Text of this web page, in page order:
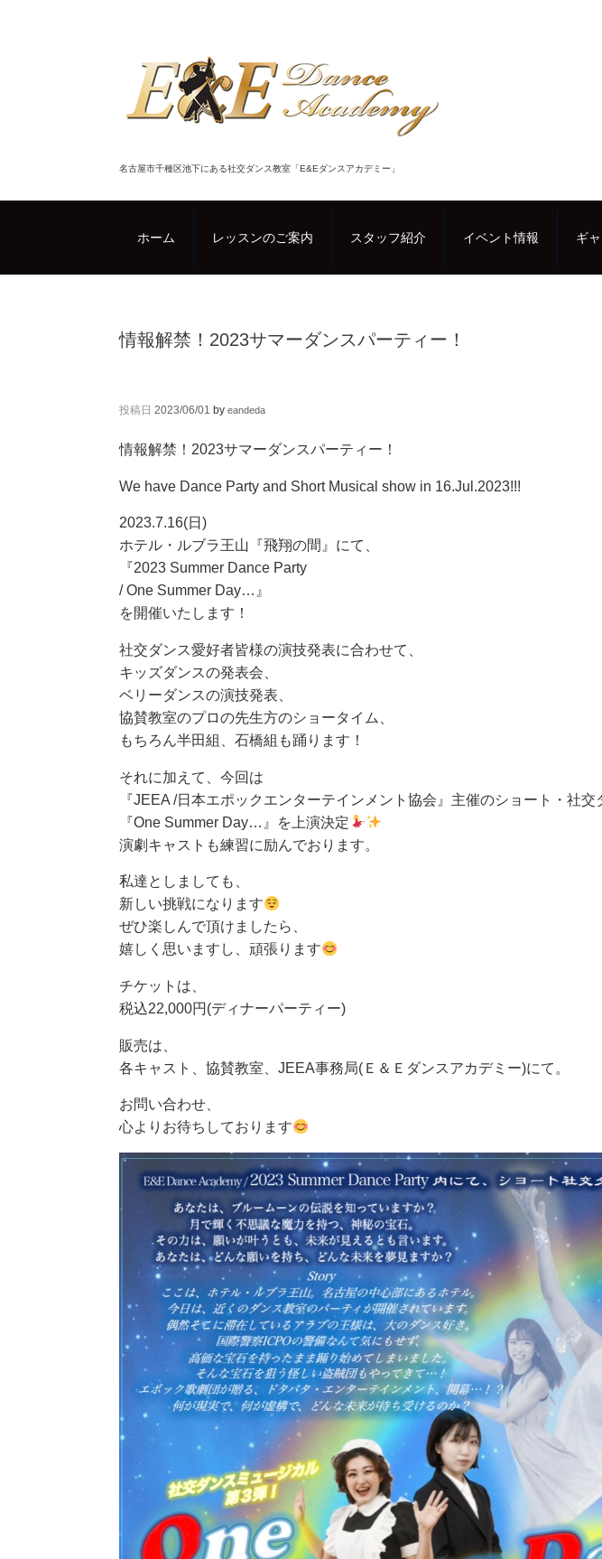
名古屋市千種区池下にある社交ダンス教室「E&Eダンスアカデミー」
ホーム レッスンのご案内 スタッフ紹介 イベント情報 ギ
情報解禁！2023サマーダンスパーティー！
投稿日 2023/06/01 by eandeda
情報解禁！2023サマーダンスパーティー！
We have Dance Party and Short Musical show in 16.Jul.2023!!!
2023.7.16(日)
ホテル・ルブラ王山『飛翔の間』にて、
『2023 Summer Dance Party
/ One Summer Day…』
を開催いたします！
社交ダンス愛好者皆様の演技発表に合わせて、
キッズダンスの発表会、
ベリーダンスの演技発表、
協賛教室のプロの先生方のショータイム、
もちろん半田組、石橋組も踊ります！
それに加えて、今回は
『JEEA /日本エポックエンターテインメント協会』主催のショート・社
『One Summer Day…』を上演決定
演劇キャストも練習に励んでおります。
私達としましても、
新しい挑戦になります
ぜひ楽しんで頂けましたら、
嬉しく思いますし、頑張ります
チケットは、
税込22,000円(ディナーパーティー)
販売は、
各キャスト、協賛教室、JEEA事務局(Ｅ＆Ｅダンスアカデミー)にて。
お問い合わせ、
心よりお待ちしております